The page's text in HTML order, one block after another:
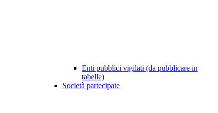
Enti pubblici vigilati (da pubblicare in
tabelle)
Società partecipate